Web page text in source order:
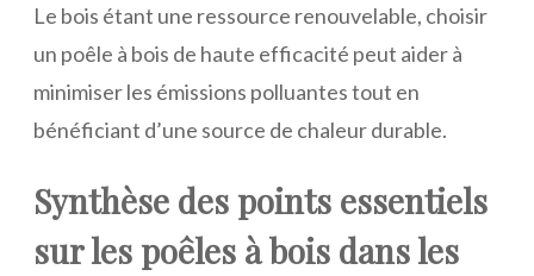
Le bois étant une ressource renouvelable, choisir
un poêle à bois de haute efficacité peut aider à
minimiser les émissions polluantes tout en
bénéficiant d’une source de chaleur durable.
Synthèse des points essentiels
sur les poêles à bois dans les